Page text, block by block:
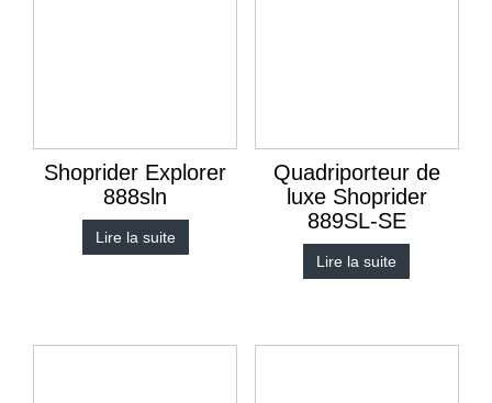
Shoprider Explorer
888sln
Lire la suite
Quadriporteur de
luxe Shoprider
889SL-SE
Lire la suite